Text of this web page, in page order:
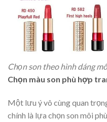
Chọn son theo hình dáng
Chọn màu son phù hợp
Một lưu ý vô cùng quan
chính là lựa chọn son môi